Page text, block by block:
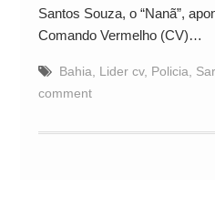
Santos Souza, o “Nanã”,
Comando Vermelho (CV)…
Bahia Lider cv, Policia
comment